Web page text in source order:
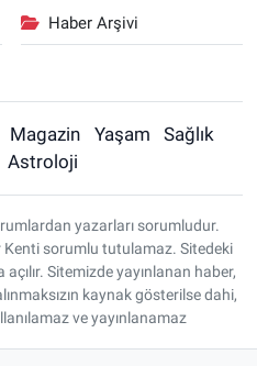
Haber Arşivi
Magazin Yaşam
Sağlık
Astroloji
yazarları sorumludur.
sorumlu tutulamaz. Sitedeki
Sitemizde yayınlanan haber,
kaynak gösterilse dahi,
ve yayınlanamaz